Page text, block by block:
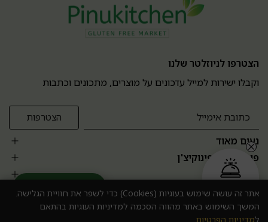
הצטרפו לניוזלטר שלנו
וקבלו ישירות למייל עדכונים על מוצרים, מתכונים וכתבות
נעים מאוד
פופולרים בפינוקיצ'ן
אזור אישי
אתר זה עושה שימוש בעוגיות (Cookies) כדי לשפר את חוויית הגלישה.
המשך השימוש באתר מהווה הסכמה למדיניות העוגיות בהתאם
למדיניות הפרטיות